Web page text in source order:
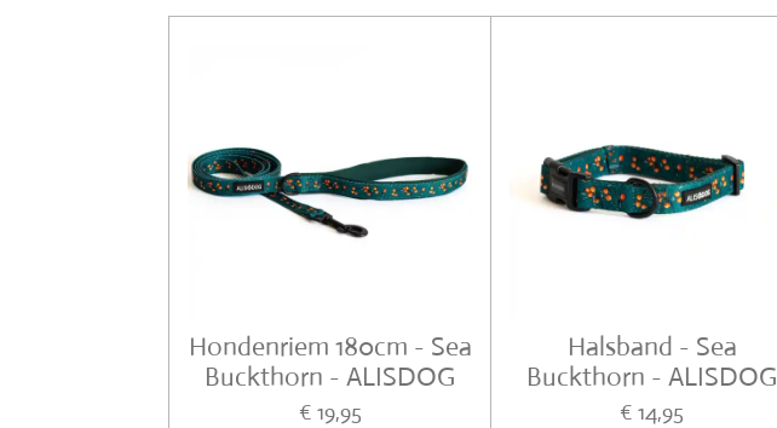
Hondenriem 180cm - Sea
Buckthorn - ALISDOG
€ 19,95
Halsband - Sea
Buckthorn - ALISDOG
€ 14,95